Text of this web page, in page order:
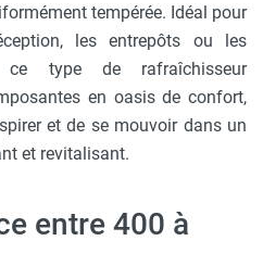
tempérée. Idéal pour
les entrepôts ou les
ce type de rafraîchisseur
en oasis de confort,
et de se mouvoir dans un
et revitalisant.
entre 400 à